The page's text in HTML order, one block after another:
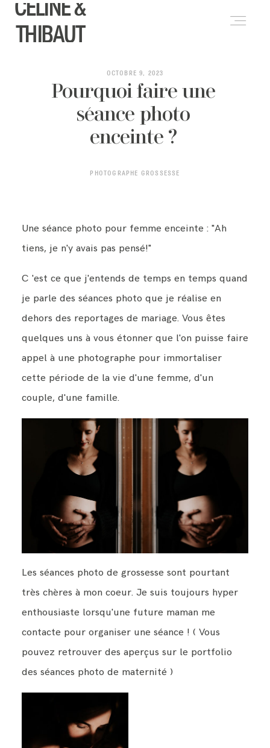
CELINE &
THIBAUT
OCTOBRE 9, 2023
Pourquoi faire une
séance photo
enceinte ?
PHOTOGRAPHE GROSSESSE
Une séance photo pour femme enceinte : "Ah
tiens, je n'y avais pas pensé!"
C 'est ce que j'entends de temps en temps quand
je parle des séances photo que je réalise en
dehors des reportages de mariage. Vous êtes
quelques uns à vous étonner que l'on puisse faire
appel à une photographe pour immortaliser
cette période de la vie d'une femme, d'un
couple, d'une famille.
Les séances photo de grossesse sont pourtant
très chères à mon coeur. Je suis toujours hyper
enthousiaste lorsqu'une future maman me
contacte pour organiser une séance ! ( Vous
pouvez retrouver des aperçus sur le portfolio
des séances photo de maternité )
PRESTATIONS
A PROPOS